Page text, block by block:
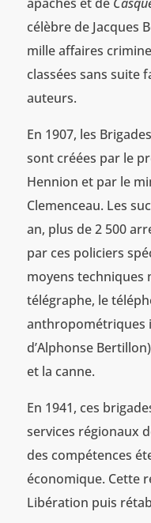
célèbre de Jacques
mille affaires
classées sans suite
auteurs.
En 1907, les
sont créées par le
Hennion et par le
Clemenceau. Les
an, plus de 2 500
par ces policiers
moyens techniques
télégraphe, le
anthropométriques
d’Alphonse
et la canne.
En 1941, ces
services régionaux
des compétences
économique. Cette
Libération puis